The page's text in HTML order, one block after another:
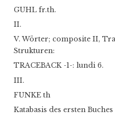
GUHL fr.th.
II.
V. Wörter; composite II,
Strukturen:
TRACEBACK -1-: lundi 6.
III.
FUNKE th
Katabasis des ersten Buches